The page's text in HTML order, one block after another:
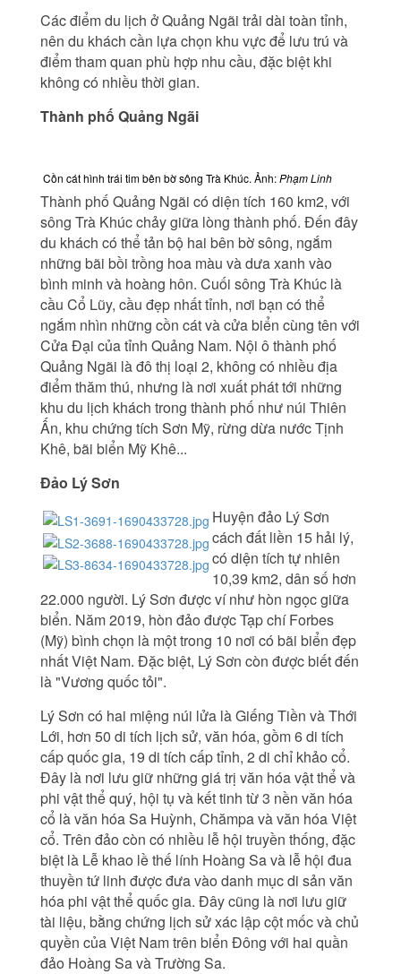
Các điểm du lịch ở Quảng Ngãi trải dài toàn tỉnh,
nên du khách cần lựa chọn khu vực để lưu trú và
điểm tham quan phù hợp nhu cầu, đặc biệt khi
không có nhiều thời gian.
Thành phố Quảng Ngãi
Cồn cát hình trái tim bên bờ sông Trà Khúc. Ảnh:Phạm Linh
Thành phố Quảng Ngãi có diện tích 160 km2, với
sông Trà Khúc chảy giữa lòng thành phố. Đến đây
du khách có thể tản bộ hai bên bờ sông, ngắm
những bãi bồi trồng hoa màu và dưa xanh vào
bình minh và hoàng hôn. Cuối sông Trà Khúc là
cầu Cổ Lũy, cầu đẹp nhất tỉnh, nơi bạn có thể
ngắm nhìn những cồn cát và cửa biển cùng tên với
Cửa Đại của tỉnh Quảng Nam. Nội ô thành phố
Quảng Ngãi là đô thị loại 2, không có nhiều địa
điểm thăm thú, nhưng là nơi xuất phát tới những
khu du lịch khách trong thành phố như núi Thiên
Ấn, khu chứng tích Sơn Mỹ, rừng dừa nước Tịnh
Khê, bãi biển Mỹ Khê...
Đảo Lý Sơn
Huyện đảo Lý Sơn
cách đất liền 15 hải lý,
có diện tích tự nhiên
10,39 km2, dân số hơn
22.000 người. Lý Sơn được ví như hòn ngọc giữa
biển. Năm 2019, hòn đảo được Tạp chí Forbes
(Mỹ) bình chọn là một trong 10 nơi có bãi biển đẹp
nhất Việt Nam. Đặc biệt, Lý Sơn còn được biết đến
là "Vương quốc tỏi".
Lý Sơn có hai miệng núi lửa là Giếng Tiền và Thới
Lới, hơn 50 di tích lịch sử, văn hóa, gồm 6 di tích
cấp quốc gia, 19 di tích cấp tỉnh, 2 di chỉ khảo cổ.
Đây là nơi lưu giữ những giá trị văn hóa vật thể và
phi vật thể quý, hội tụ và kết tinh từ 3 nền văn hóa
cổ là văn hóa Sa Huỳnh, Chămpa và văn hóa Việt
cổ. Trên đảo còn có nhiều lễ hội truyền thống, đặc
biệt là Lễ khao lề thế lính Hoàng Sa và lễ hội đua
thuyền tứ linh được đưa vào danh mục di sản văn
hóa phi vật thể quốc gia. Đây cũng là nơi lưu giữ
tài liệu, bằng chứng lịch sử xác lập cột mốc và chủ
quyền của Việt Nam trên biển Đông với hai quần
đảo Hoàng Sa và Trường Sa.